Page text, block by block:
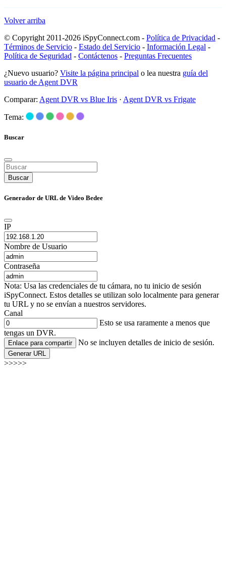
Volver arriba
© Copyright 2011-2026 iSpyConnect.com - Política de Privacidad -
Términos de Servicio - Estado del Servicio - Información Legal -
Política de Seguridad - Contáctenos - Preguntas Frecuentes
¿Nuevo usuario? Visite la página principal o lea nuestra guía del
usuario de Agent DVR
Comparar: Agent DVR vs Blue Iris · Agent DVR vs Frigate
Tema:
Buscar
Buscar
Generador de URL de Video Bedee
IP
Nombre de Usuario
Contraseña
Nota: Usa las credenciales de tu cámara, no tu inicio de sesión
iSpyConnect. Estos detalles se utilizan solo localmente para generar
tu URL y no se envían a nuestros servidores.
Canal
Esto se usa raramente a menos que
tengas un DVR.
Enlace para compartir No se incluyen detalles de inicio de sesión.
Generar URL
>>>>>